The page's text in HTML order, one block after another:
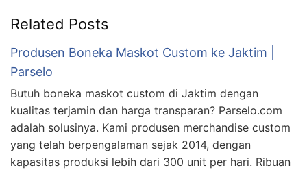
Related Posts
Produsen Boneka Maskot Custom ke Jaktim |
Parselo
Butuh boneka maskot custom di Jaktim dengan
kualitas terjamin dan harga transparan? Parselo.com
adalah solusinya. Kami produsen merchandise custom
yang telah berpengalaman sejak 2014, dengan
kapasitas produksi lebih dari 300 unit per hari. Ribuan